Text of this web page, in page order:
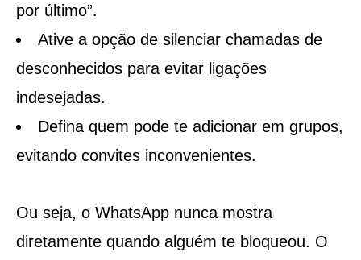
por último”.
Ative a opção de silenciar chamadas de
desconhecidos para evitar ligações
indesejadas.
Defina quem pode te adicionar em grupos,
evitando convites inconvenientes.
Ou seja, o WhatsApp nunca mostra
diretamente quando alguém te bloqueou. O